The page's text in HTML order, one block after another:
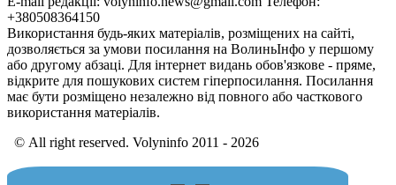
+380508364150
Використання будь-яких матеріалів, розміщених на сайті,
дозволяється за умови посилання на ВолиньІнфо у першому
або другому абзаці. Для інтернет видань обов'язкове - пряме,
відкрите для пошукових систем гіперпосилання. Посилання
має бути розміщено незалежно від повного або часткового
використання матеріалів.
© All right reserved. Volyninfo 2011 - 2026